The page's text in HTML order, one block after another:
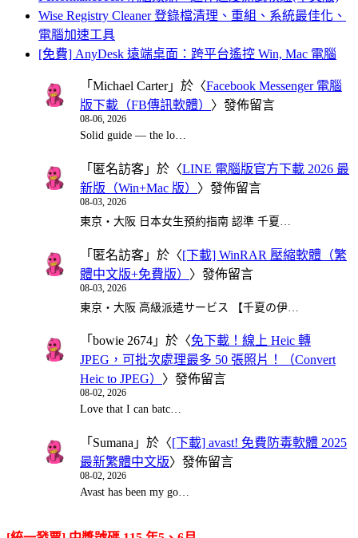
Wise Registry Cleaner 登錄檔清理、重組、系統最佳化、
電腦加速工具
[免費] AnyDesk 遠端桌面：跨平台遙控 Win, Mac 電腦
「 Michael Carter」於〈Facebook Messenger 電腦
版下載（FB傳訊軟體） 〉發佈留言
08-06, 2026
Solid guide — the lo…
「 匿名訪客 」於〈LINE 電腦版官方下載 2026 最
新版（Win+Mac 版） 〉發佈留言
08-03, 2026
東京・大阪 日本女生預約指南 認準 千夏…
「 匿名訪客 」於〈[下載] WinRAR 壓縮軟體（繁
體中文版+免費版） 〉發佈留言
08-03, 2026
東京・大阪 高級派遣サービス 【千夏の伊…
「 bowie 2674 」於〈免下載！線上 Heic 轉
JPEG，可批次處理最多 50 張照片！（Convert
Heic to JPEG） 〉發佈留言
08-02, 2026
Love that I can batc…
「 Sumana 」於〈[下載] avast! 免費防毒軟體 2025
最新繁體中文版〉發佈留言
08-02, 2026
Avast has been my go…